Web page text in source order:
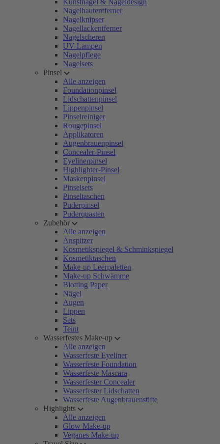
Kunstnägel & Nageldesign
Nagelhautentferner
Nagelknipser
Nagellackentferner
Nagelscheren
UV-Lampen
Nagelpflege
Nagelsets
Pinsel
Alle anzeigen
Foundationpinsel
Lidschattenpinsel
Lippenpinsel
Pinselreiniger
Rougepinsel
Applikatoren
Augenbrauenpinsel
Concealer-Pinsel
Eyelinerpinsel
Highlighter-Pinsel
Maskenpinsel
Pinselsets
Pinseltaschen
Puderpinsel
Puderquasten
Zubehör
Alle anzeigen
Anspitzer
Kosmetikspiegel & Schminkspiegel
Kosmetiktaschen
Make-up Leerpaletten
Make-up Schwämme
Blotting Paper
Nägel
Augen
Lippen
Sets
Teint
Wasserfestes Make-up
Alle anzeigen
Wasserfeste Eyeliner
Wasserfeste Foundation
Wasserfeste Mascara
Wasserfester Concealer
Wasserfester Lidschatten
Wasserfeste Augenbrauenstifte
Highlights
Alle anzeigen
Glow Make-up
Veganes Make-up